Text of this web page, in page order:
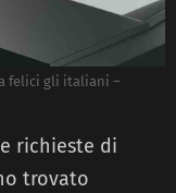
felici gli italiani –
richieste di
trovato